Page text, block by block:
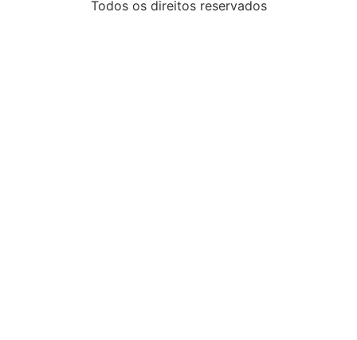
Todos os direitos reservados